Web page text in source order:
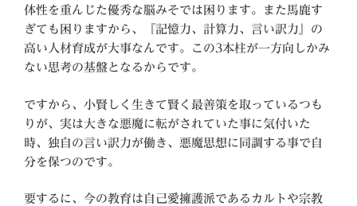
体性を重んじた優秀な脳みそでは困ります。また馬鹿す
ぎても困りますから、『記憶力、計算力、言い訳力』の
高い人材育成が大事なんです。この3本柱が一方向しかみ
ない思考の基盤となるからです。
ですから、小賢しく生きて賢く最善策を取っているつも
りが、実は大きな悪魔に転がされていた事に気付いた
時、独自の言い訳力が働き、悪魔思想に同調する事で自
分を保つのです。
要するに、今の教育は自己愛擁護派であるカルトや宗教